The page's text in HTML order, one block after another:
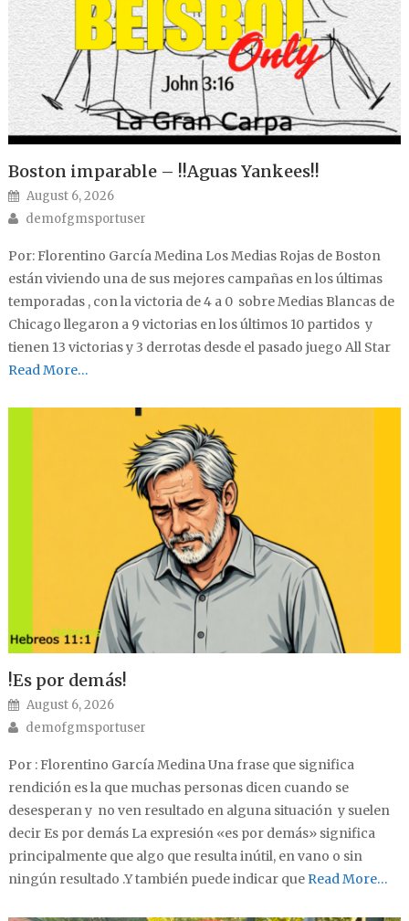
Boston imparable – !!Aguas Yankees!!
Posted on
August 6, 2026
Author
demofgmsportuser
Por: Florentino García Medina Los Medias Rojas de Boston
están viviendo una de sus mejores campañas en los últimas
temporadas , con la victoria de 4 a 0 sobre Medias Blancas de
Chicago llegaron a 9 victorias en los últimos 10 partidos y
tienen 13 victorias y 3 derrotas desde el pasado juego All Star
Read More…
!Es por demás!
Posted on
August 6, 2026
Author
demofgmsportuser
Por : Florentino García Medina Una frase que significa
rendición es la que muchas personas dicen cuando se
desesperan y no ven resultado en alguna situación y suelen
decir Es por demás La expresión «es por demás» significa
principalmente que algo que resulta inútil, en vano o sin
ningún resultado .Y también puede indicar queRead More…